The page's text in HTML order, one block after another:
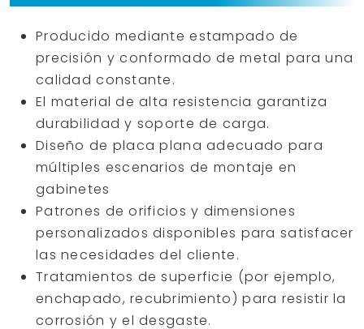
Producido mediante estampado de
precisión y conformado de metal para una
calidad constante.
El material de alta resistencia garantiza
durabilidad y soporte de carga.
Diseño de placa plana adecuado para
múltiples escenarios de montaje en
gabinetes
Patrones de orificios y dimensiones
personalizados disponibles para satisfacer
las necesidades del cliente.
Tratamientos de superficie (por ejemplo,
enchapado, recubrimiento) para resistir la
corrosión y el desgaste.